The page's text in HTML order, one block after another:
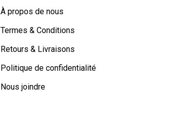
À propos de nous
Termes & Conditions
Retours & Livraisons
Politique de confidentialité
Nous joindre